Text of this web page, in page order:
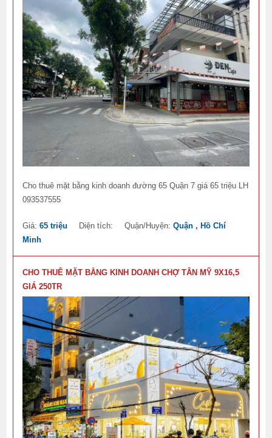
Cho thuê mặt bằng kinh doanh đường 65 Quận 7 giá 65 triệu LH
093537555
Giá:65 triệu Diện tích: Quận/Huyện:Quận , Hồ Chí
Minh
CHO THUÊ MẶT BẰNG KINH DOANH CHỢ TÂN MỸ 9X16,5
GIÁ 250TR